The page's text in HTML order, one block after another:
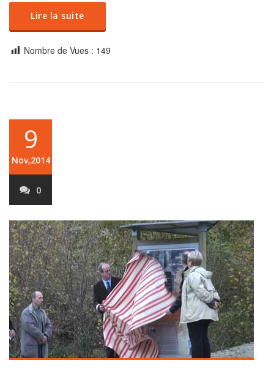
Lire la suite
Nombre de Vues : 149
9
Nov,2014
0